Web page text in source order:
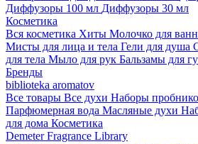
Диффузоры 100 мл Диффузоры 30 мл
Косметика
Вся косметика Хиты Молочко для
Мисты для лица и тела Гели для душа
для тела Мыло для рук Бальзамы для
Бренды
biblioteka aromatov
Все товары Все духи Наборы
Парфюмерная вода Масляные духи
для дома Косметика
Demeter Fragrance Library